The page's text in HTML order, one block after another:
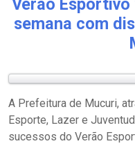
Verão
semana com
A Prefeitura de Mucuri,
Esporte, Lazer e
sucessos do Verão